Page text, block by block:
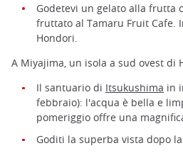
Godetevi un gelato alla frutta
fruttato al Tamaru Fruit Cafe.
Hondori.
A Miyajima, un isola a sud ovest di
Il santuario di Itsukushima in
febbraio): l'acqua è bella e
pomeriggio offre una
Goditi la superba vista dopo